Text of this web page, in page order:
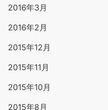
2016年3月
2016年2月
2015年12月
2015年11月
2015年10月
2015年8月